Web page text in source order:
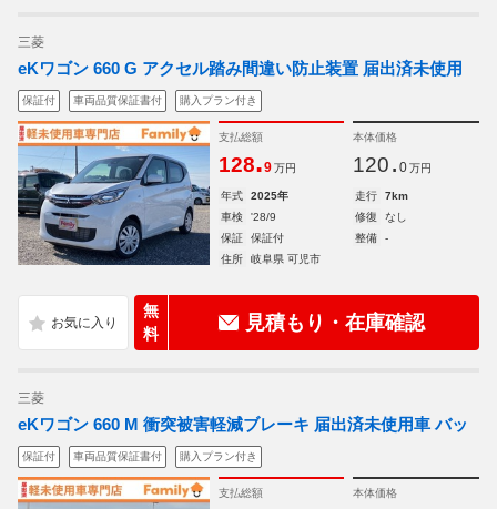
三菱
eKワゴン 660 G アクセル踏み間違い防止装置 届出済未使用
保証付 車両品質保証書付 購入プラン付き
支払総額
128.9 万円
本体価格
120. 0 万円
年式 2025年 走行
7km
車検
'28/9 修復
なし
保証
保証付 整備
-
住所
岐阜県 可児市
無
料
見積もり・在庫確認
三菱
eKワゴン 660 M 衝突被害軽減ブレーキ 届出済未使用車 バッ
保証付 車両品質保証書付 購入プラン付き
支払総額 本体価格